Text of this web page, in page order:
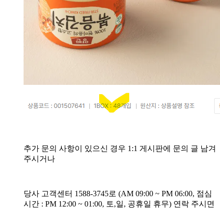
추가 문의 사항이 있으신 경우 1:1 게시판에 문의 글 남겨
주시거나
당사 고객센터 1588-3745로 (AM 09:00 ~ PM 06:00, 점심
시간 : PM 12:00 ~ 01:00, 토,일, 공휴일 휴무) 연락 주시면